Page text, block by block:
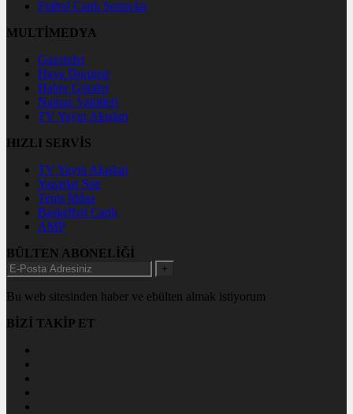
Futbol Canlı Sonuçlar
MULTİMEDYA
Gazeteler
Hava Durumu
Haber Gönder
Namaz Vakitleri
TV Yayın Akışları
HIZLI SERVİS
TV Yayın Akışları
Yazarlar Site
Tenis İddaa
Basketbol Canlı
AMP
BÜLTEN ABONELİĞİ
+
Bu web sitesinden haber ve ebülten almak istiyorum
BİZİ TAKİP ET